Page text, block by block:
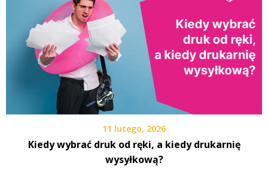
11 lutego, 2026
Kiedy wybrać druk od ręki, a kiedy drukarnię
wysyłkową?